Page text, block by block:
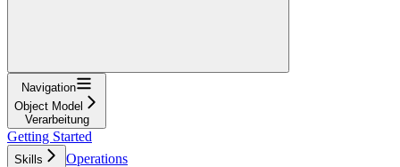
Navigation
Object Model
Verarbeitung
Getting Started
Skills
Operations